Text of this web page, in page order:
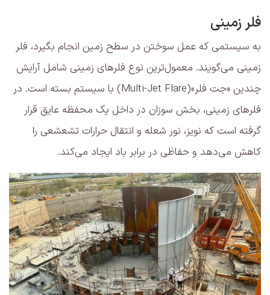
فلر زمینی
به سیستمی که عمل سوختن در سطح زمین انجام بگیرد، فلر
زمینی می‌گویند. معمول‌ترین نوع فلرهای زمینی شامل آرایش
چندین «جت فلر»(Multi-Jet Flare) با سیستم بسته است. در
فلرهای زمینی، بخش سوزان در داخل یک محفظه عایق قرار
گرفته است که نویز،‌ نور شعله و انتقال حرارات تشعشعی را
کاهش می‌دهد و حفاظی در برابر باد ایجاد می‌کند.